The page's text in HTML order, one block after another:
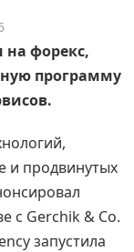
на форекс,
программу
и продвинутых
с Gerchik & Co.
запустила